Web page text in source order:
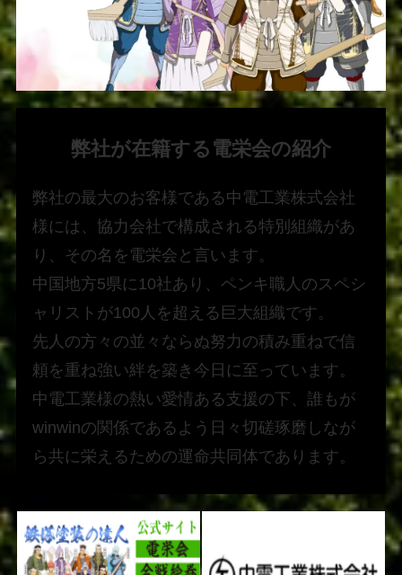
弊社が在籍する電栄会の紹介
弊社の最大のお客様である中電工業株式会社
様には、協力会社で構成される特別組織があ
り、その名を電栄会と言います。
中国地方5県に10社あり、ペンキ職人のスペシ
ャリストが100人を超える巨大組織です。
先人の方々の並々ならぬ努力の積み重ねで信
頼を重ね強い絆を築き今日に至っています。
中電工業様の熱い愛情ある支援の下、誰もが
winwinの関係であるよう日々切磋琢磨しなが
ら共に栄えるための運命共同体であります。